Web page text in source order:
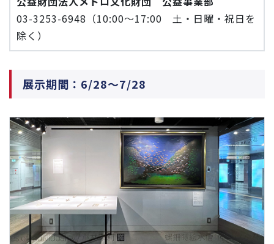
03-3253-6948（10:00～17:00 土・日曜・祝日を
除く）
展示期間：6/28～7/28